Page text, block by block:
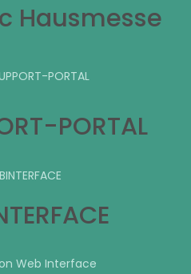
Hausmesse
PORTAL
PORTAL
Web Interface